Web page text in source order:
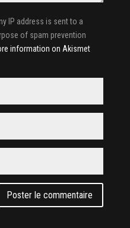
IP address is sent to a
of spam prevention
information on Akismet